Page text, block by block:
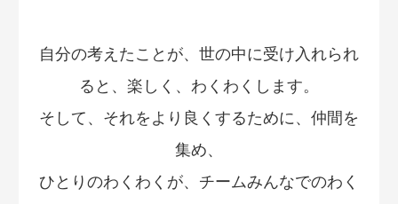
自分の考えたことが、世の中に受け入れられ
ると、楽しく、わくわくします。
そして、それをより良くするために、仲間を
集め、
ひとりのわくわくが、チームみんなでのわく